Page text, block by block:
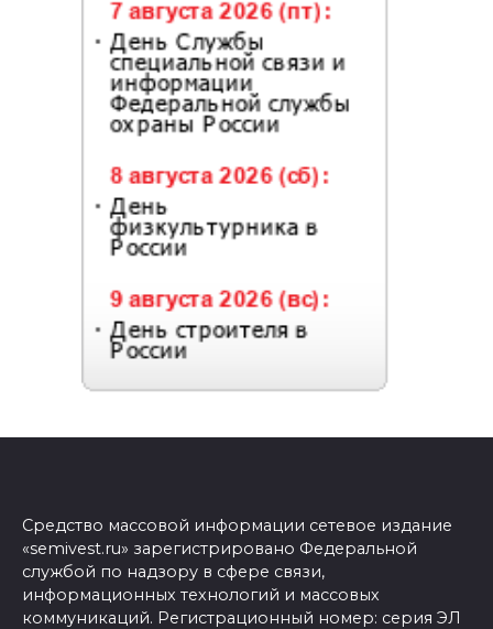
Средство массовой информации сетевое издание
«semivest.ru» зарегистрировано Федеральной
службой по надзору в сфере связи,
информационных технологий и массовых
коммуникаций. Регистрационный номер: серия ЭЛ